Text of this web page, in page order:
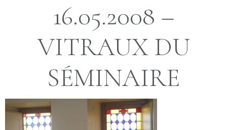
16.05.2008 –
VITRAUX DU
SÉMINAIRE